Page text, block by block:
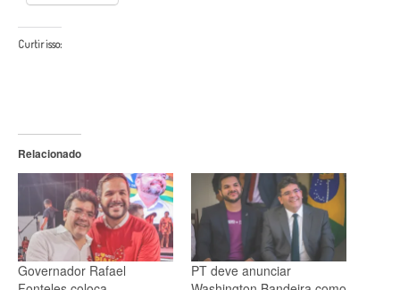
Curtir isso:
Relacionado
Governador Rafael
PT deve anunciar